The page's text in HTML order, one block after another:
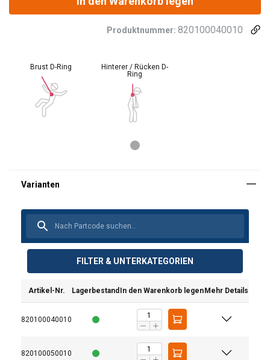
Produktnummer: 820100040010
Brust D-Ring
Hinterer / Rücken D-
Ring
FILTER & UNTERKATEGORIEN
Artikel-Nr. Lagerbestand In den Warenkorb legen Mehr Details
820100040010
820100050010